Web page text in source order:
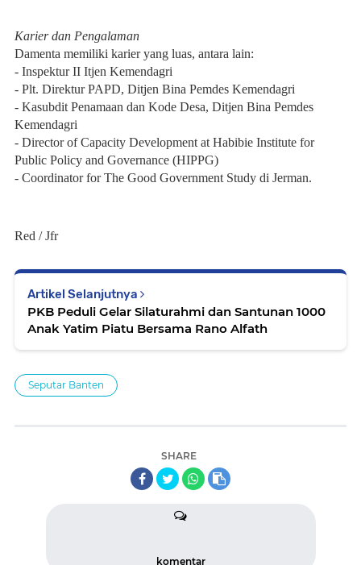
Karier dan Pengalaman
Damenta memiliki karier yang luas, antara lain:
- Inspektur II Itjen Kemendagri
- Plt. Direktur PAPD, Ditjen Bina Pemdes Kemendagri
- Kasubdit Penamaan dan Kode Desa, Ditjen Bina Pemdes
Kemendagri
- Director of Capacity Development at Habibie Institute for
Public Policy and Governance (HIPPG)
- Coordinator for The Good Government Study di Jerman.
Red / Jfr
Artikel Selanjutnya
PKB Peduli Gelar Silaturahmi dan Santunan 1000
Anak Yatim Piatu Bersama Rano Alfath
Seputar Banten
SHARE
komentar